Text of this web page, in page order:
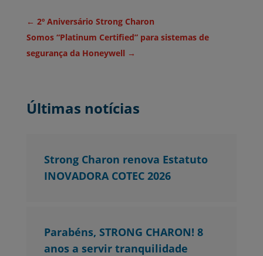
← 2º Aniversário Strong Charon
Somos “Platinum Certified” para sistemas de
segurança da Honeywell →
Últimas notícias
Strong Charon renova Estatuto
INOVADORA COTEC 2026
Parabéns, STRONG CHARON! 8
anos a servir tranquilidade